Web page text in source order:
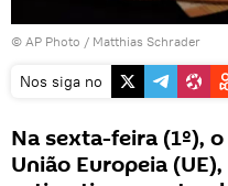
© AP Photo / Matthias Schrader
Nos siga no
Na sexta-feira (1º),
União Europeia